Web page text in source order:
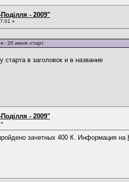
- 2009"
»
- 20 июня -старт.
старта в заголовок и в название
- 2009"
зачетных 400 К. Информация на